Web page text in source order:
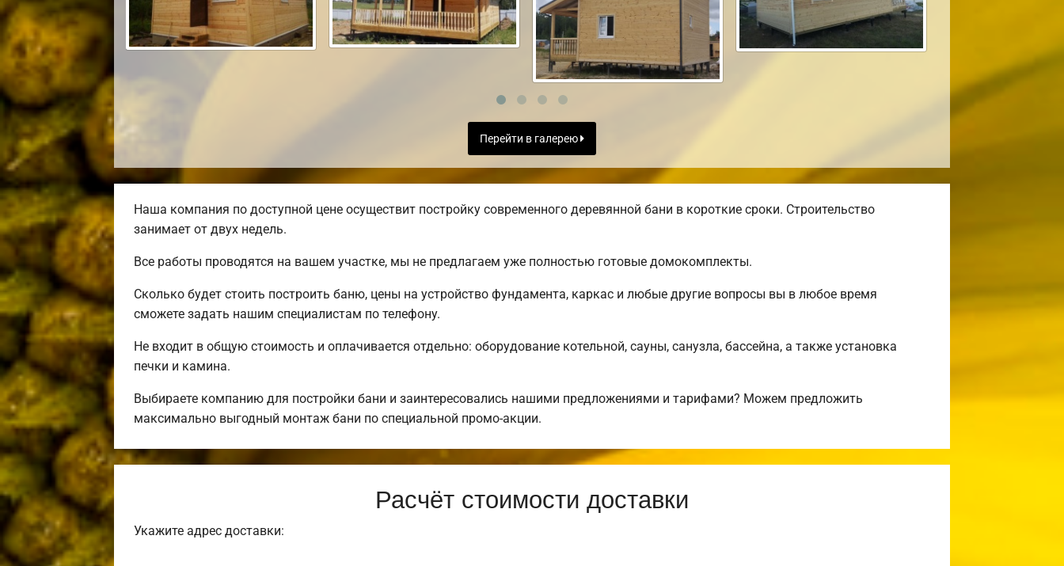
Перейти в галерею
Наша компания по доступной цене осуществит постройку современного деревянной бани в короткие сроки. Строительство
занимает от двух недель.
Все работы проводятся на вашем участке, мы не предлагаем уже полностью готовые домокомплекты.
Сколько будет стоить построить баню, цены на устройство фундамента, каркас и любые другие вопросы вы в любое время
сможете задать нашим специалистам по телефону.
Не входит в общую стоимость и оплачивается отдельно: оборудование котельной, сауны, санузла, бассейна, а также установка
печки и камина.
Выбираете компанию для постройки бани и заинтересовались нашими предложениями и тарифами? Можем предложить
максимально выгодный монтаж бани по специальной промо-акции.
Расчёт стоимости доставки
Укажите адрес доставки: